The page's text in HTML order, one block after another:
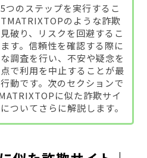
つのステップを実行するこ
のような詐欺
破り、リスクを回避するこ
す。信頼性を確認する際に
調査を行い、不安や疑念を
で利用を中止することが最
動です。次のセクションで
に似た詐欺サイ
ついてさらに解説します。